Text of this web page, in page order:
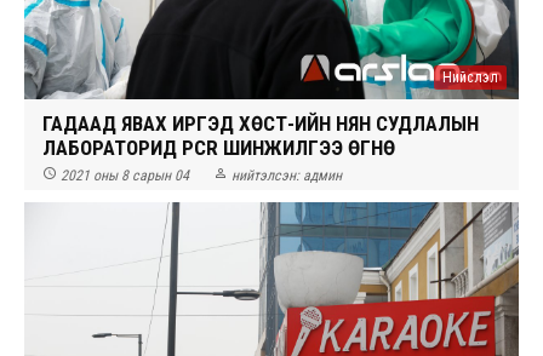
Нийслэл
ГАДААД ЯВАХ ИРГЭД ХӨСҮТ-ИЙН НЯН СУДЛАЛЫН
ЛАБОРАТОРИД PCR ШИНЖИЛГЭЭ ӨГНӨ
 2021 оны 8 сарын 04  нийтэлсэн: админ